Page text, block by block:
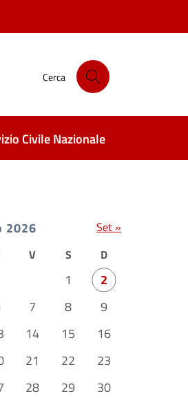
Cerca
Civile Nazionale
2026
V S D
1
2
7 8
9
14 15
16
21 22
23
28 29
30
Set »